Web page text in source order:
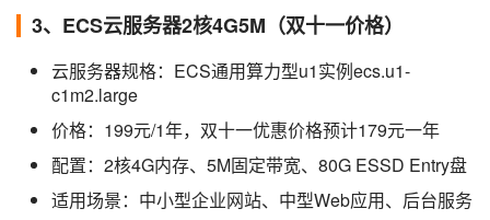
3、ECS云服务器2核4G5M（双十一价格）
云服务器规格：ECS通用算力型u1实例ecs.u1-
c1m2.large
价格：199元/1年，双十一优惠价格预计179元一年
配置：2核4G内存、5M固定带宽、80G ESSD Entry盘
适用场景：中小型企业网站、中型Web应用、后台服务